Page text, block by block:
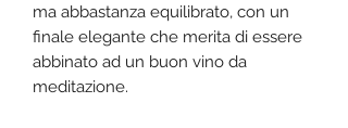
ma abbastanza equilibrato, con un
finale elegante che merita di essere
abbinato ad un buon vino da
meditazione.